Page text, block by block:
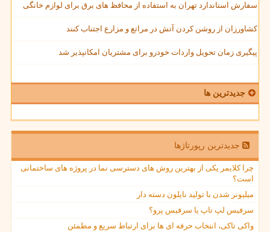
سفارش استاندارد تهران به استفاده از محافظ های برق برای لوازم خانگی
کشاورزان از روشن کردن آتش در مراتع و مزارع اجتناب کنند
پیگیری زمان تحویل واردات خودرو برای مشتریان امکانپذیر شد
جدیدترین ها
جدیدترین رپورتاژها
چرا کلایمر یکی از بهترین روش های دسترسی نما در پروژه های ساختمانی
است؟
میلیونر شدن با تولید نایلون دسته دار
سرفیس لپ تاپ یا سرفیس پرو؟
واکی تاکی، انتخاب حرفه ای ها برای ارتباط سریع و مطمئن